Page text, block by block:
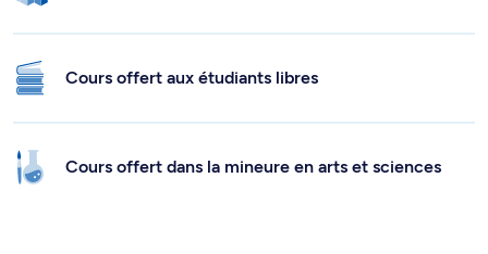
Cours offert aux étudiants libres
Cours offert dans la mineure en arts et sciences